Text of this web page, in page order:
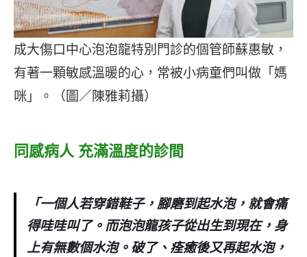
成大傷口中心泡泡龍特別門診的個管師蘇惠敏，
有著一顆敏感溫暖的心，常被小病童們叫做「媽
咪」。（圖／陳雅莉攝）
同感病人 充滿溫度的診間
「一個人若穿錯鞋子，腳磨到起水泡，就會痛
得哇哇叫了。而泡泡龍孩子從出生到現在，身
上有無數個水泡。破了、痊癒後又再起水泡，